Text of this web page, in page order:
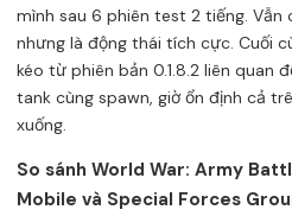
mình sau 6 phiên test 2 tiếng. Vẫn
nhưng là động thái tích cực. Cuối
kéo từ phiên bản 0.1.8.2 liên quan
tank cùng spawn, giờ ổn định cả
xuống.
So sánh World War: Army
Mobile và Special Forces